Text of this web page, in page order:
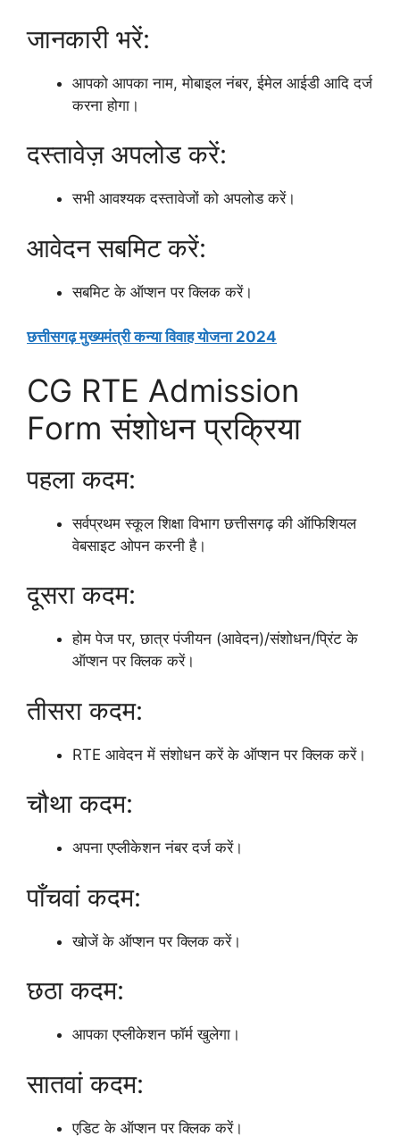
जानकारी भरें:
आपको आपका नाम, मोबाइल नंबर, ईमेल आईडी आदि दर्ज
करना होगा।
दस्तावेज़ अपलोड करें:
सभी आवश्यक दस्तावेजों को अपलोड करें।
आवेदन सबमिट करें:
सबमिट के ऑप्शन पर क्लिक करें।
छत्तीसगढ़ मुख्यमंत्री कन्या विवाह योजना 2024
CG RTE Admission
Form संशोधन प्रक्रिया
पहला कदम:
सर्वप्रथम स्कूल शिक्षा विभाग छत्तीसगढ़ की ऑफिशियल
वेबसाइट ओपन करनी है।
दूसरा कदम:
होम पेज पर, छात्र पंजीयन (आवेदन)/संशोधन/प्रिंट के
ऑप्शन पर क्लिक करें।
तीसरा कदम:
RTE आवेदन में संशोधन करें के ऑप्शन पर क्लिक करें।
चौथा कदम:
अपना एप्लीकेशन नंबर दर्ज करें।
पाँचवां कदम:
खोजें के ऑप्शन पर क्लिक करें।
छठा कदम:
आपका एप्लीकेशन फॉर्म खुलेगा।
सातवां कदम:
एडिट के ऑप्शन पर क्लिक करें।